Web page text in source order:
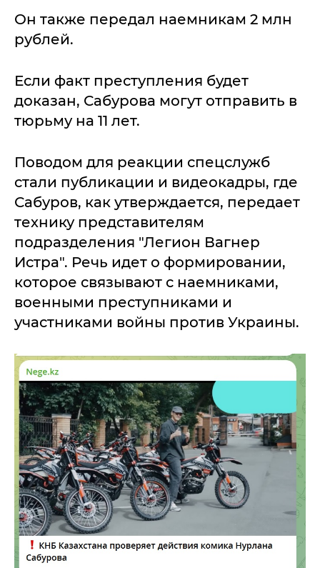
Он также передал наемникам 2 млн
рублей.
Если факт преступления будет
доказан, Сабурова могут отправить в
тюрьму на 11 лет.
Поводом для реакции спецслужб
стали публикации и видеокадры, где
Сабуров, как утверждается, передает
технику представителям
подразделения "Легион Вагнер
Истра". Речь идет о формировании,
которое связывают с наемниками,
военными преступниками и
участниками войны против Украины.